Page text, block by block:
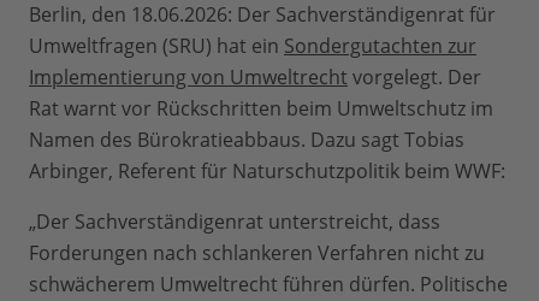
Berlin, den 18.06.2026: Der Sachverständigenrat für
Umweltfragen (SRU) hat ein Sondergutachten zur
Implementierung von Umweltrecht vorgelegt. Der
Rat warnt vor Rückschritten beim Umweltschutz im
Namen des Bürokratieabbaus. Dazu sagt Tobias
Arbinger, Referent für Naturschutzpolitik beim WWF:
„Der Sachverständigenrat unterstreicht, dass
Forderungen nach schlankeren Verfahren nicht zu
schwächerem Umweltrecht führen dürfen. Politische